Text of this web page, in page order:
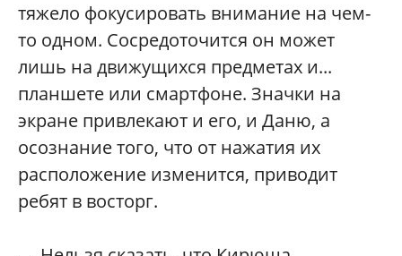
тяжело фокусировать внимание на чем-
то одном. Сосредоточится он может
лишь на движущихся предметах и...
планшете или смартфоне. Значки на
экране привлекают и его, и Даню, а
осознание того, что от нажатия их
расположение изменится, приводит
ребят в восторг.